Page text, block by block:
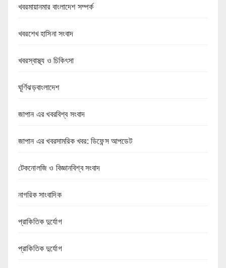
খবরমায়ানমার বাংলাদেশ সম্পর্ক
খবরশেখ হাসিনা সংবাদ
খবরস্বাস্থ্য ও চিকিৎসা
ঘূর্ণিঝড়বাংলাদেশ
জাপান এর খবরবিশ্ব সংবাদ
জাপান এর খবরসামরিক খবর: ডিফেন্স আপডেট
টেকনোলজি ও বিজ্ঞানবিশ্ব সংবাদ
নাগরিক সাংবাদিক
প্রাকিতিক দুর্যোগ
প্রাকিতিক দুর্যোগ